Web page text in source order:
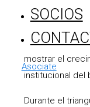
SOCIOS
Asociate
Federal
mejores
mostrar el
institucional del
Durante el